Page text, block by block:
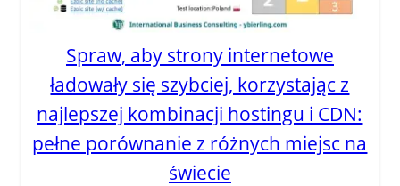
Spraw, aby strony internetowe
ładowały się szybciej, korzystając z
najlepszej kombinacji hostingu i CDN:
pełne porównanie z różnych miejsc na
świecie